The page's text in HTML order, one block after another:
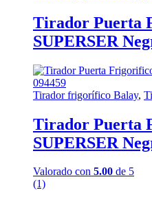
Tirador Puerta
SUPERSER
Tirador frigorífico Balay,
Tirador Puerta
SUPERSER
Valorado con 5.00 de 5
(1)